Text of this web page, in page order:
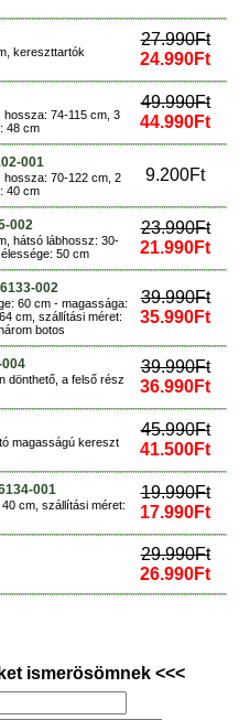
27.990Ft
24.990Ft
kereszttartók
49.990Ft
44.990Ft
74-115 cm, 3
48 cm
001
9.200Ft
70-122 cm, 2
40 cm
002
23.990Ft
21.990Ft
hátsó lábhossz: 30-
50 cm
002
39.990Ft
35.990Ft
60 cm - magassága:
cm, szállítási méret:
botos
39.990Ft
36.990Ft
dönthető, a felső rész
45.990Ft
41.500Ft
magasságú kereszt
001
19.990Ft
17.990Ft
cm, szállítási méret:
29.990Ft
26.990Ft
ismerösömnek <<<